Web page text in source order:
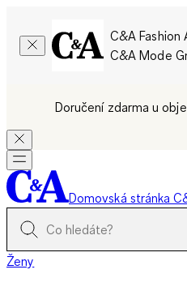
C&A Fashion
C&A Mode
Doručení zdarma u
Domovská stránka
Ženy